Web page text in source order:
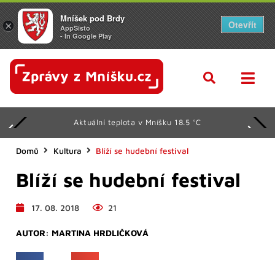
Aktuální teplota v Mníšku 18.5 °C
Domů Kultura Blíží se hudební festival
Blíží se hudební festival
17. 08. 2018 21
AUTOR: MARTINA HRDLIČKOVÁ
×
Mníšek pod Brdy
AppSisto
- In Google Play
Otevřít